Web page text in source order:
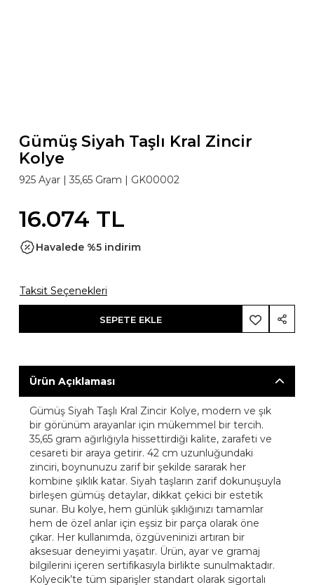
Gümüş Siyah Taşlı Kral Zincir
Kolye
925 Ayar | 35,65 Gram | GK00002
16.074 TL
Havalede %5 indirim
Taksit Seçenekleri
SEPETE EKLE
Ürün Açıklaması
Gümüş Siyah Taşlı Kral Zincir Kolye, modern ve şık
bir görünüm arayanlar için mükemmel bir tercih.
35,65 gram ağırlığıyla hissettirdiği kalite, zarafeti ve
cesareti bir araya getirir. 42 cm uzunluğundaki
zinciri, boynunuzu zarif bir şekilde sararak her
kombine şıklık katar. Siyah taşların zarif dokunuşuyla
birleşen gümüş detaylar, dikkat çekici bir estetik
sunar. Bu kolye, hem günlük şıklığınızı tamamlar
hem de özel anlar için eşsiz bir parça olarak öne
çıkar. Her kullanımda, özgüveninizi artıran bir
aksesuar deneyimi yaşatır. Ürün, ayar ve gramaj
bilgilerini içeren sertifikasıyla birlikte sunulmaktadır.
Kolyecik’te tüm siparişler standart olarak sigortalı